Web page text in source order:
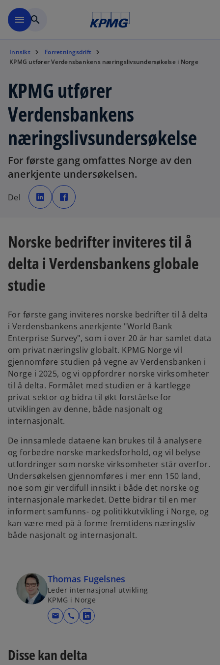
menu search
Innsikt
Forretningsdrift
KPMG utfører Verdensbankens næringslivsundersøkelse i Norge
KPMG utfører
Verdensbankens
næringslivsundersøkelse
For første gang omfattes Norge av den
anerkjente undersøkelsen.
Del
o
p
e
n
n
w
a
b
p
e
n
e
w
a
b
Norske bedrifter inviteres til å
delta i Verdensbankens globale
studie
For første gang inviteres norske bedrifter til å delta
i Verdensbankens anerkjente "World Bank
Enterprise Survey", som i over 20 år har samlet data
om privat næringsliv globalt. KPMG Norge vil
gjennomføre studien på vegne av Verdensbanken i
Norge i 2025, og vi oppfordrer norske virksomheter
til å delta. Formålet med studien er å kartlegge
privat sektor og bidra til økt forståelse for
utviklingen av denne, både nasjonalt og
internasjonalt.
De innsamlede dataene kan brukes til å analysere
og forbedre norske markedsforhold, og vil belyse
utfordringer som norske virksomheter står overfor.
Undersøkelsen gjennomføres i mer enn 150 land,
noe som gir verdifull innsikt i både det norske og
internasjonale markedet. Dette bidrar til en mer
informert samfunns- og politikkutvikling i Norge, og
kan være med på å forme fremtidens næringsliv
både nasjonalt og internasjonalt.
Thomas Fugelsnes
Leder internasjonal utvikling
KPMG i Norge
mail call
o
n
Disse kan delta